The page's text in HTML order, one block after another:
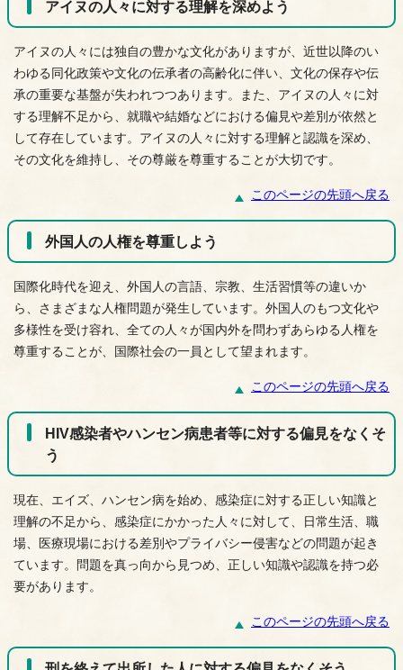
アイヌの人々に対する理解を深めよう
アイヌの人々には独自の豊かな文化がありますが、近世以降のい
わゆる同化政策や文化の伝承者の高齢化に伴い、文化の保存や伝
承の重要な基盤が失われつつあります。また、アイヌの人々に対
する理解不足から、就職や結婚などにおける偏見や差別が依然と
して存在しています。アイヌの人々に対する理解と認識を深め、
その文化を維持し、その尊厳を尊重することが大切です。
このページの先頭へ戻る
外国人の人権を尊重しよう
国際化時代を迎え、外国人の言語、宗教、生活習慣等の違いか
ら、さまざまな人権問題が発生しています。外国人のもつ文化や
多様性を受け容れ、全ての人々が国内外を問わずあらゆる人権を
尊重することが、国際社会の一員として望まれます。
このページの先頭へ戻る
HIV感染者やハンセン病患者等に対する偏見をなくそ
う
現在、エイズ、ハンセン病を始め、感染症に対する正しい知識と
理解の不足から、感染症にかかった人々に対して、日常生活、職
場、医療現場における差別やプライバシー侵害などの問題が起き
ています。問題を真っ向から見つめ、正しい知識や認識を持つ必
要があります。
このページの先頭へ戻る